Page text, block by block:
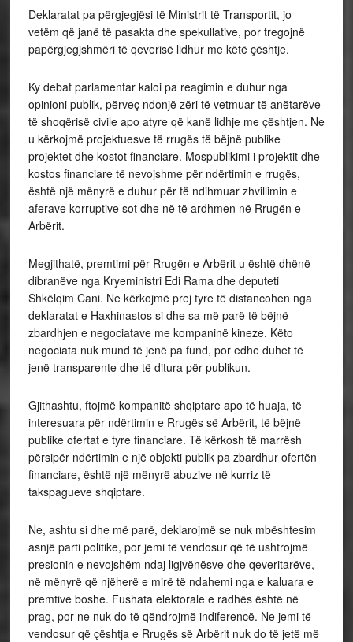
Deklaratat pa përgjegjësi të Ministrit të Transportit, jo
vetëm që janë të pasakta dhe spekullative, por tregojnë
papërgjegjshmëri të qeverisë lidhur me këtë çështje.
Ky debat parlamentar kaloi pa reagimin e duhur nga
opinioni publik, përveç ndonjë zëri të vetmuar të anëtarëve
të shoqërisë civile apo atyre që kanë lidhje me çështjen. Ne
u kërkojmë projektuesve të rrugës të bëjnë publike
projektet dhe kostot financiare. Mospublikimi i projektit dhe
kostos financiare të nevojshme për ndërtimin e rrugës,
është një mënyrë e duhur për të ndihmuar zhvillimin e
aferave korruptive sot dhe në të ardhmen në Rrugën e
Arbërit.
Megjithatë, premtimi për Rrugën e Arbërit u është dhënë
dibranëve nga Kryeministri Edi Rama dhe deputeti
Shkëlqim Cani. Ne kërkojmë prej tyre të distancohen nga
deklaratat e Haxhinastos si dhe sa më parë të bëjnë
zbardhjen e negociatave me kompaninë kineze. Këto
negociata nuk mund të jenë pa fund, por edhe duhet të
jenë transparente dhe të ditura për publikun.
Gjithashtu, ftojmë kompanitë shqiptare apo të huaja, të
interesuara për ndërtimin e Rrugës së Arbërit, të bëjnë
publike ofertat e tyre financiare. Të kërkosh të marrësh
përsipër ndërtimin e një objekti publik pa zbardhur ofertën
financiare, është një mënyrë abuzive në kurriz të
takspagueve shqiptare.
Ne, ashtu si dhe më parë, deklarojmë se nuk mbështesim
asnjë parti politike, por jemi të vendosur që të ushtrojmë
presionin e nevojshëm ndaj ligjvënësve dhe qeveritarëve,
në mënyrë që njëherë e mirë të ndahemi nga e kaluara e
premtive boshe. Fushata elektorale e radhës është në
prag, por ne nuk do të qëndrojmë indiferencë. Ne jemi të
vendosur që çështja e Rrugës së Arbërit nuk do të jetë më